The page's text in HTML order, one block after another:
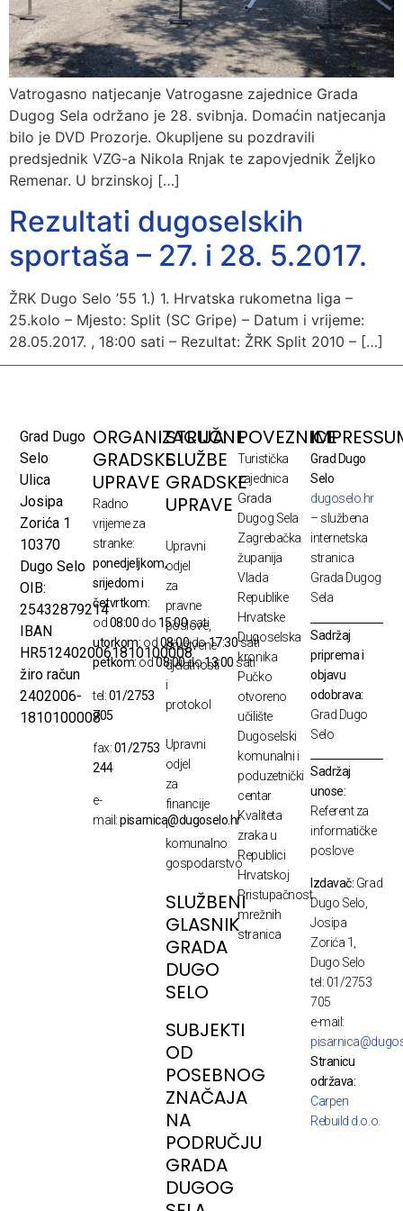
Vatrogasno natjecanje Vatrogasne zajednice Grada
Dugog Sela održano je 28. svibnja. Domaćin natjecanja
bilo je DVD Prozorje. Okupljene su pozdravili
predsjednik VZG-a Nikola Rnjak te zapovjednik Željko
Remenar. U brzinskoj […]
Rezultati dugoselskih
sportaša – 27. i 28. 5.2017.
ŽRK Dugo Selo ’55 1.) 1. Hrvatska rukometna liga –
25.kolo – Mjesto: Split (SC Gripe) – Datum i vrijeme:
28.05.2017. , 18:00 sati – Rezultat: ŽRK Split 2010 – […]
Grad Dugo
Selo
Ulica
Josipa
Zorića 1
10370
Dugo Selo
OIB:
25432879214
IBAN
HR5124020061810100008
žiro račun
2402006-
1810100008
ORGANIZACIJA
GRADSKE
UPRAVE
Radno
vrijeme za
stranke:
ponedjeljkom,
srijedom i
četvrtkom:
od08:00 do 15:00sati
utorkom: od08:00do17:30sati
petkom:od08:00do13:00 sati
tel:01/2753
705
fax:01/2753
244
e-
mail:pisarnica@dugoselo.hr
STRUČNE
SLUŽBE
GRADSKE
UPRAVE
Upravni
odjel
za
pravne
poslove,
društvene
djelatnosti
i
protokol
Upravni
odjel
za
financije
i
komunalno
gospodarstvo
SLUŽBENI
GLASNIK
GRADA
DUGO
SELO
SUBJEKTI
OD
POSEBNOG
ZNAČAJA
NA
PODRUČJU
GRADA
DUGOG
POVEZNICE
Turistička
zajednica
Grada
Dugog Sela
Zagrebačka
županija
Vlada
Republike
Hrvatske
Dugoselska
kronika
Pučko
otvoreno
učilište
Dugoselski
komunalni i
poduzetnički
centar
Kvaliteta
zraka u
Republici
Hrvatskoj
Pristupačnost
mrežnih
stranica
Grad Dugo
Selo
dugoselo.hr
– službena
internetska
stranica
Grada Dugog
Sela
Sadržaj
priprema i
objavu
odobrava:
Grad Dugo
Selo
Sadržaj
unose:
Referent za
informatičke
poslove
Izdavač: Grad
Dugo Selo,
Josipa
Zorića 1,
Dugo Selo
tel: 01/2753
705
e-mail:
Stranicu
održava:
Carpen
Rebuild d.o.o.